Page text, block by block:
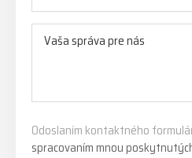
Odoslaním kontaktného
spracovaním mnou